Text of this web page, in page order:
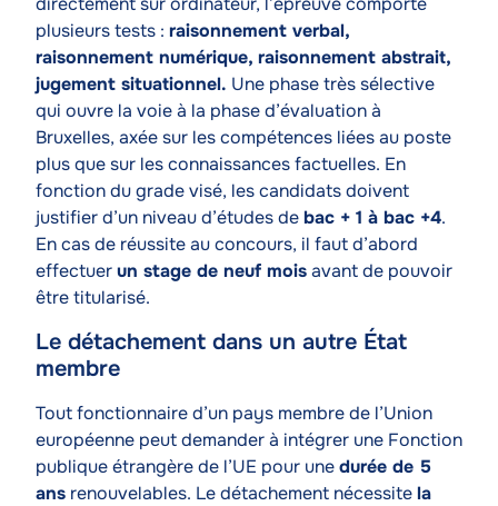
plusieurs tests : raisonnement verbal,
raisonnement numérique, raisonnement abstrait,
jugement situationnel. Une phase très sélective
qui ouvre la voie à la phase d’évaluation à
Bruxelles, axée sur les compétences liées au poste
plus que sur les connaissances factuelles. En
fonction du grade visé, les candidats doivent
justifier d’un niveau d’études debac + 1 à bac +4.
En cas de réussite au concours, il faut d’abord
effectuerun stage de neuf moisavant de pouvoir
être titularisé.
Le détachement dans un autre État
membre
Texte
Tout fonctionnaire d’un pays membre de l’Union
européenne peut demander à intégrer une Fonction
publique étrangère de l’UE pour unedurée de 5
ans renouvelables. Le détachement nécessitela